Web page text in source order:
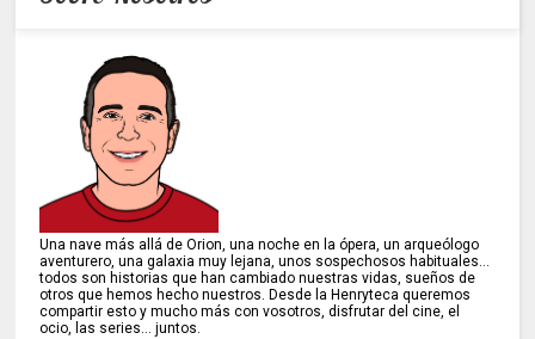
Una nave más allá de Orion, una noche en la ópera, un arqueólogo
aventurero, una galaxia muy lejana, unos sospechosos habituales...
todos son historias que han cambiado nuestras vidas, sueños de
otros que hemos hecho nuestros. Desde la Henryteca queremos
compartir esto y mucho más con vosotros, disfrutar del cine, el
ocio, las series... juntos.